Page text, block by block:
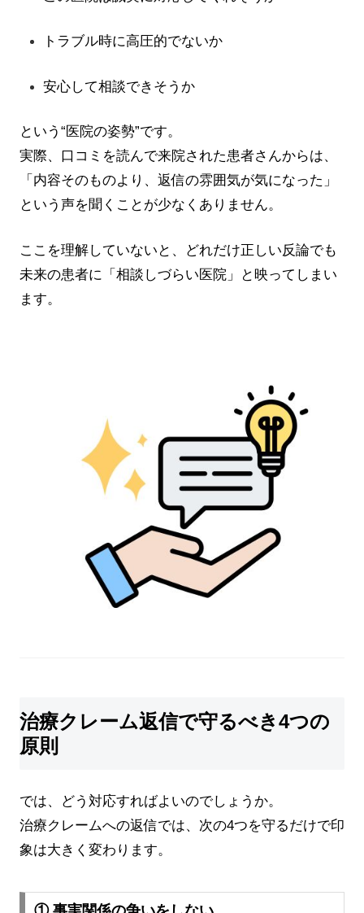
トラブル時に高圧的でないか
安心して相談できそうか
という“医院の姿勢”です。
実際、口コミを読んで来院された患者さんからは、
「内容そのものより、返信の雰囲気が気になった」
という声を聞くことが少なくありません。
ここを理解していないと、どれだけ正しい反論でも
未来の患者に「相談しづらい医院」と映ってしまい
ます。
治療クレーム返信で守るべき4つの
原則
では、どう対応すればよいのでしょうか。
治療クレームへの返信では、次の4つを守るだけで印
象は大きく変わります。